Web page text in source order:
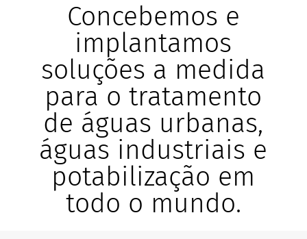
Concebemos e
implantamos
soluções a medida
para o tratamento
de águas urbanas,
águas industriais e
potabilização em
todo o mundo.